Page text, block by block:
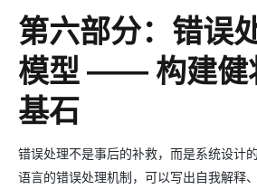
第六部分：错误
模型 —— 构建健
基石
错误处理不是事后的补救，而是系统设计
语言的错误处理机制，可以写出自我解释